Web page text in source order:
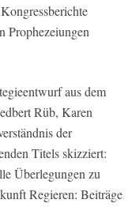
Prophezeiungen
aus dem
Rüb, Karen
der
Titels skizziert:
Überlegungen zu
Regieren: Beiträge